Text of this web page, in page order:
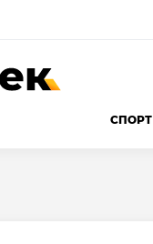
СПОРТ